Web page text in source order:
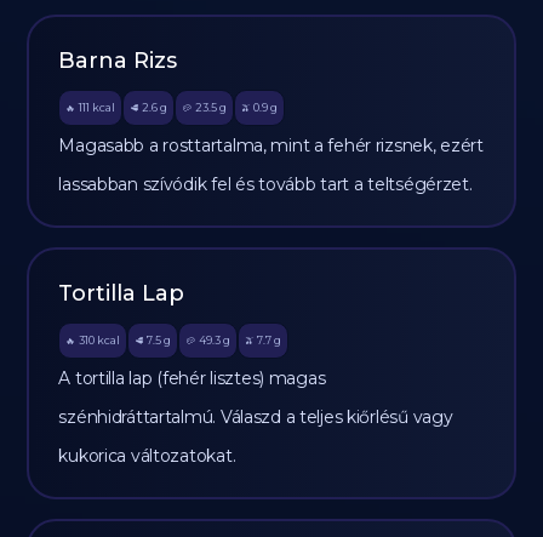
Barna Rizs
🔥 111 kcal 🥩 2.6 g 🥔 23.5g 🫒 0.9 g
Magasabb a rosttartalma, mint a fehér rizsnek, ezért
lassabban szívódik fel és tovább tart a teltségérzet.
Tortilla Lap
🔥 310 kcal 🥩 7.5 g 🥔 49.3g 🫒 7.7 g
A tortilla lap (fehér lisztes) magas
szénhidráttartalmú. Válaszd a teljes kiőrlésű vagy
kukorica változatokat.